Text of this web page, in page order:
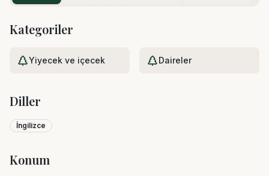
Kategoriler
Yiyecek ve içecek Daireler
Diller
İngilizce
Konum